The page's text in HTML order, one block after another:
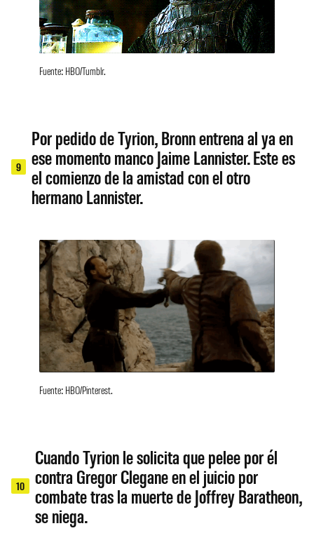
Fuente: HBO/Tumblr.
9
Por pedido de Tyrion, Bronn entrena al ya en
ese momento manco Jaime Lannister. Este es
el comienzo de la amistad con el otro
hermano Lannister.
Fuente: HBO/Pinterest.
10
Cuando Tyrion le solicita que pelee por él
contra Gregor Clegane en el juicio por
combate tras la muerte de Joffrey Baratheon,
se niega.